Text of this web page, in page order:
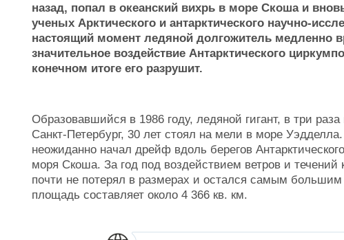
назад, попал в океанский вихрь в море Скоша и
ученых Арктического и антарктического научно-
настоящий момент ледяной долгожитель медленно
значительное воздействие Антарктического
конечном итоге его разрушит.
Образовавшийся в 1986 году, ледяной гигант, в три
Санкт-Петербург, 30 лет стоял на мели в море
неожиданно начал дрейф вдоль берегов
моря Скоша. За год под воздействием ветров и течений
почти не потерял в размерах и остался самым
площадь составляет около 4 366 кв. км.